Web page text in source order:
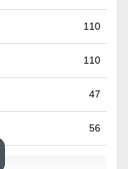
110
110
47
56